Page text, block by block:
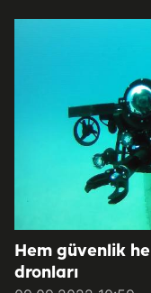
Hem güvenlik
dronları